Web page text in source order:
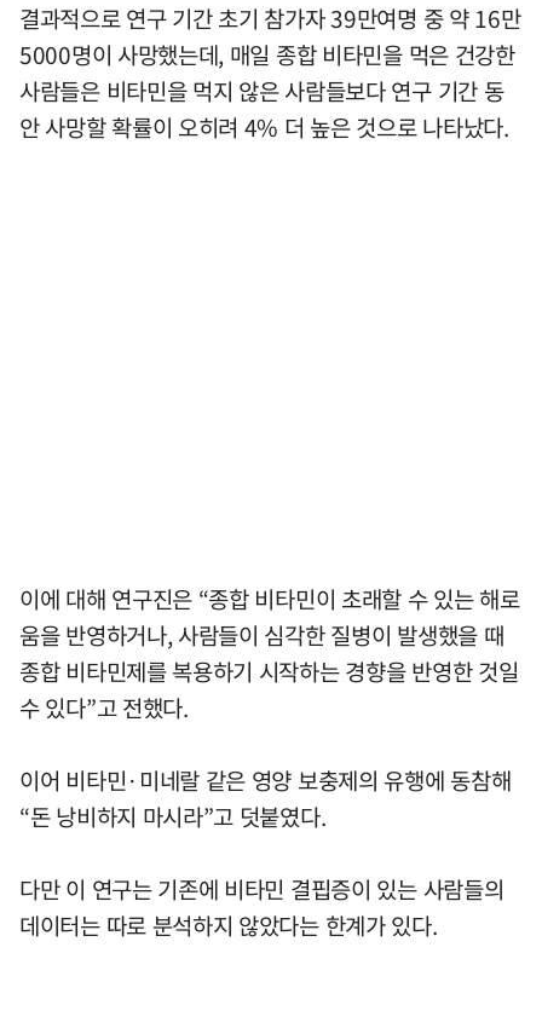
결과적으로 연구 기간 초기 참가자 39만여명 중 약 16만
5000명이 사망했는데, 매일 종합 비타민을 먹은 건강한
사람들은 비타민을 먹지 않은 사람들보다 연구 기간 동
안 사망할 확률이 오히려 4% 더 높은 것으로 나타났다.
이에 대해 연구진은 “종합 비타민이 초래할 수 있는 해로
움을 반영하거나, 사람들이 심각한 질병이 발생했을 때
종합 비타민제를 복용하기 시작하는 경향을 반영한 것일
수 있다”고 전했다.
이어 비타민·미네랄 같은 영양 보충제의 유행에 동참해
“돈 낭비하지 마시라”고 덧붙였다.
다만 이 연구는 기존에 비타민 결핍증이 있는 사람들의
데이터는 따로 분석하지 않았다는 한계가 있다.